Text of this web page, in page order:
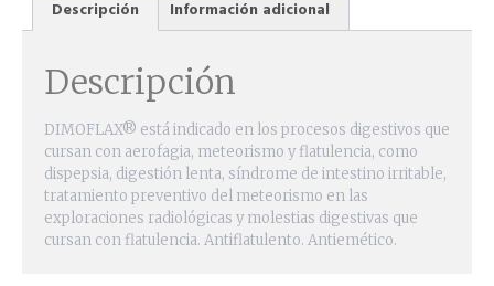
Descripción Información adicional
Descripción
DIMOFLAX® está indicado en los procesos digestivos que
cursan con aerofagia, meteorismo y flatulencia, como
dispepsia, digestión lenta, síndrome de intestino irritable,
tratamiento preventivo del meteorismo en las
exploraciones radiológicas y molestias digestivas que
cursan con flatulencia. Antiflatulento. Antiemético.